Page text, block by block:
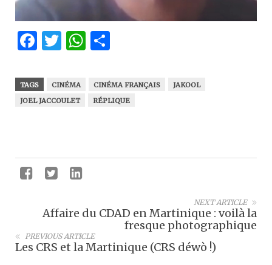
Facebook
Twitter
WhatsApp
TAGS CINÉMA CINÉMA FRANÇAIS
JAKOOL
JOEL JACCOULET
RÉPLIQUE
NEXT ARTICLE
Affaire du CDAD en Martinique : voilà la
fresque photographique
PREVIOUS ARTICLE
Les CRS et la Martinique (CRS déwò !)